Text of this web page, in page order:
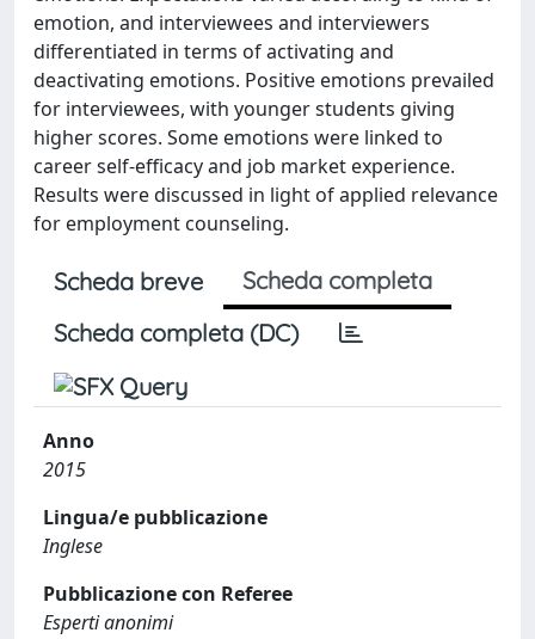
emotion, and interviewees and interviewers
differentiated in terms of activating and
deactivating emotions. Positive emotions prevailed
for interviewees, with younger students giving
higher scores. Some emotions were linked to
career self-efficacy and job market experience.
Results were discussed in light of applied relevance
for employment counseling.
Scheda breve
Scheda completa
Scheda completa (DC)
Anno
2015
Lingua/e pubblicazione
Inglese
Pubblicazione con Referee
Esperti anonimi